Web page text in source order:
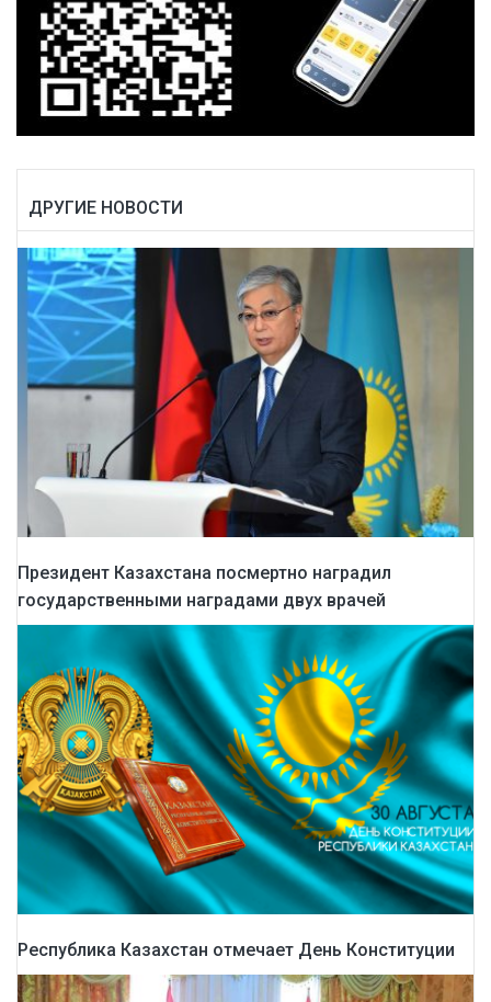
ДРУГИЕ НОВОСТИ
Президент Казахстана посмертно наградил
государственными наградами двух врачей
Республика Казахстан отмечает День Конституции